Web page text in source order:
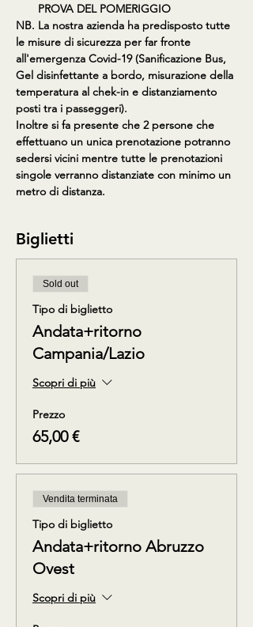
PROVA DEL POMERIGGIO
NB. La nostra azienda ha predisposto tutte
le misure di sicurezza per far fronte
all'emergenza Covid-19 (Sanificazione Bus,
Gel disinfettante a bordo, misurazione della
temperatura al chek-in e distanziamento
posti tra i passeggeri).
Inoltre si fa presente che 2 persone che
effettuano un unica prenotazione potranno
sedersi vicini mentre tutte le prenotazioni
singole verranno distanziate con minimo un
metro di distanza.
Biglietti
Sold out
Tipo di biglietto
Andata+ritorno
Campania/Lazio
Scopri di più
Prezzo
65,00 €
Vendita terminata
Tipo di biglietto
Andata+ritorno Abruzzo
Ovest
Scopri di più